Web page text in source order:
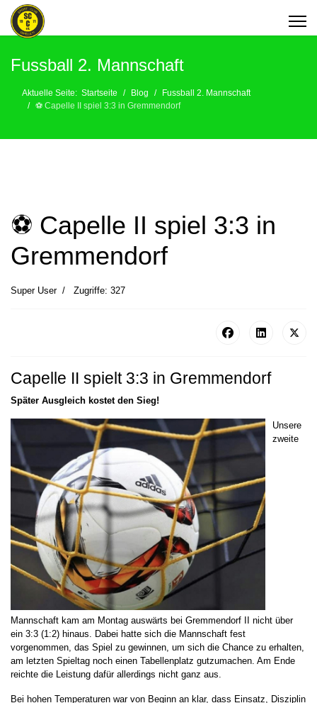
Fussball 2. Mannschaft
Aktuelle Seite: Startseite Blog
Fussball 2. Mannschaft
⚽️ Capelle II spiel 3:3 in Gremmendorf
⚽️ Capelle II spiel 3:3 in
Gremmendorf
Super User Zugriffe: 327
Capelle II spielt 3:3 in Gremmendorf
Später Ausgleich kostet den Sieg!
Unsere
zweite
Mannschaft kam am Montag auswärts bei Gremmendorf II nicht über
ein 3:3 (1:2) hinaus. Dabei hatte sich die Mannschaft fest
vorgenommen, das Spiel zu gewinnen, um sich die Chance zu erhalten,
am letzten Spieltag noch einen Tabellenplatz gutzumachen. Am Ende
reichte die Leistung dafür allerdings nicht ganz aus.
Bei hohen Temperaturen war von Beginn an klar, dass Einsatz, Disziplin